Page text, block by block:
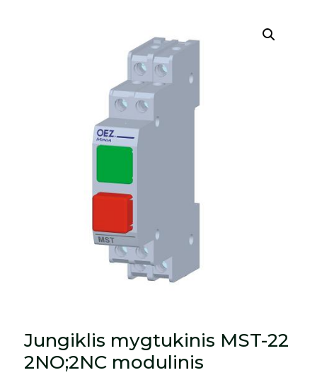
Jungiklis mygtukinis MST-22
2NO;2NC modulinis